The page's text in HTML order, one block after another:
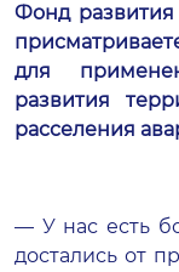
Фонд
для
развития
расселения
— У нас есть
достались от